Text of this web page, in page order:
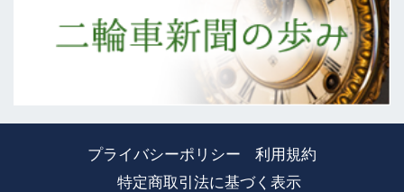
プライバシーポリシー
利用規約
特定商取引法に基づく表示